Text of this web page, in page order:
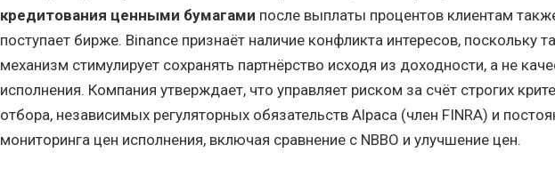
кредитования ценными бумагами после выплаты процентов клиентам
поступает бирже. Binance признаёт наличие конфликта интересов, поскольку
механизм стимулирует сохранять партнёрство исходя из доходности, а не
исполнения. Компания утверждает, что управляет риском за счёт строгих
отбора, независимых регуляторных обязательств Alpaca (член FINRA) и
мониторинга цен исполнения, включая сравнение с NBBO и улучшение цен.